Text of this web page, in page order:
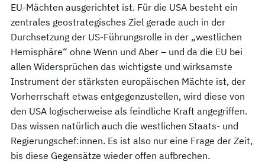
EU-Mächten ausgerichtet ist. Für die USA besteht ein
zentrales geostrategisches Ziel gerade auch in der
Durchsetzung der US-Führungsrolle in der „westlichen
Hemisphäre“ ohne Wenn und Aber – und da die EU bei
allen Widersprüchen das wichtigste und wirksamste
Instrument der stärksten europäischen Mächte ist, der
Vorherrschaft etwas entgegenzustellen, wird diese von
den USA logischerweise als feindliche Kraft angegriffen.
Das wissen natürlich auch die westlichen Staats- und
Regierungschef:innen. Es ist also nur eine Frage der Zeit,
bis diese Gegensätze wieder offen aufbrechen.